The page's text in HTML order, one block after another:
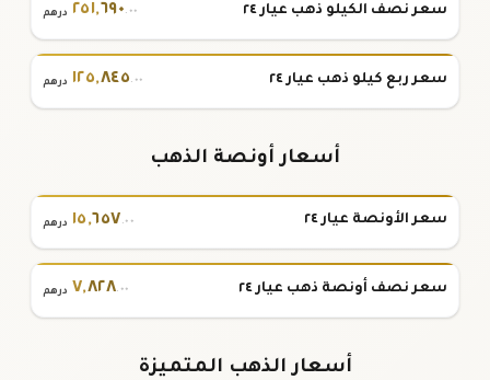
سعر نصف الكيلو ذهب عيار ٢٤ ٢٥١,٦٩٠.٠٠ درهم
سعر ربع كيلو ذهب عيار ٢٤ ١٢٥,٨٤٥.٠٠ درهم
أسعار أونصة الذهب
سعر الأونصة عيار ٢٤ ١٥,٦٥٧.٠٠ درهم
سعر نصف أونصة ذهب عيار ٢٤ ٧,٨٢٨.٠٠ درهم
أسعار الذهب المتميزة